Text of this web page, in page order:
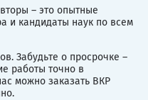
– это опытные
и кандидаты наук по всем
Забудьте о просрочке –
работы точно в
можно заказать ВКР